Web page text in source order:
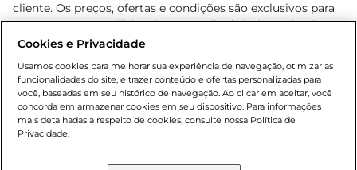
cliente. Os preços, ofertas e condições são exclusivos para
o e-commerce e válidos durante o dia de hoje, podendo
sofrer alterações sem prévia notificação. Proibida a venda
Lei n.º 8069/90, art. 81, inciso II (Estatuto da Criança e do
Adolescente). Preços e condições exclusivos para o
www.bretas.com.br, podendo sofrer alterações sem aviso
prévio. O valor mínimo para as compras on-line é de R$
80,00.
Cookies e Privacidade
Usamos cookies para melhorar sua experiência de navegação, otimizar as
funcionalidades do site, e trazer conteúdo e ofertas personalizadas para
você, baseadas em seu histórico de navegação. Ao clicar em aceitar, você
concorda em armazenar cookies em seu dispositivo. Para informações
mais detalhadas a respeito de cookies, consulte nossa Política de
Privacidade.